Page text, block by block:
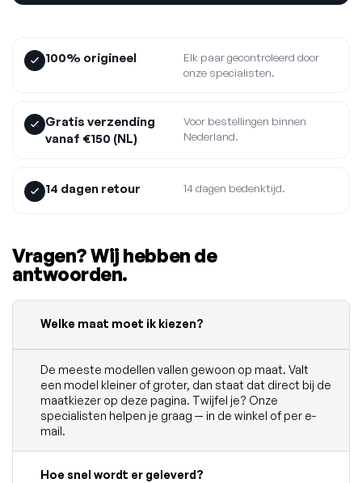
100% origineel
Elk paar gecontroleerd door
onze specialisten.
Gratis verzending
vanaf €150 (NL)
Voor bestellingen binnen
Nederland.
14 dagen retour 14 dagen bedenktijd.
Vragen? Wij hebben de
antwoorden.
Welke maat moet ik kiezen?
De meeste modellen vallen gewoon op maat. Valt
een model kleiner of groter, dan staat dat direct bij de
maatkiezer op deze pagina. Twijfel je? Onze
specialisten helpen je graag — in de winkel of per e-
mail.
Hoe snel wordt er geleverd?